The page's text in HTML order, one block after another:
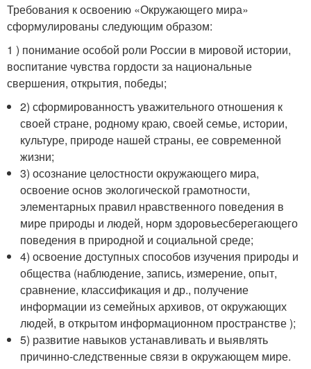
Требования к освоению «Окружающего мира»
сформулированы следующим образом:
1 ) понимание особой роли России в мировой истории,
воспитание чувства гордости за национальные
свершения, открытия, победы;
2) сформированностъ уважительного отношения к
своей стране, родному краю, своей семье, истории,
культуре, природе нашей страны, ее современной
жизни;
3) осознание целостности окружающего мира,
освоение основ экологической грамотности,
элементарных правил нравственного поведения в
мире природы и людей, норм здоровьесберегающего
поведения в природной и социальной среде;
4) освоение доступных способов изучения природы и
общества (наблюдение, запись, измерение, опыт,
сравнение, классификация и др., получение
информации из семейных архивов, от окружающих
людей, в открытом информационном пространстве );
5) развитие навыков устанавливать и выявлять
причинно-следственные связи в окружающем мире.